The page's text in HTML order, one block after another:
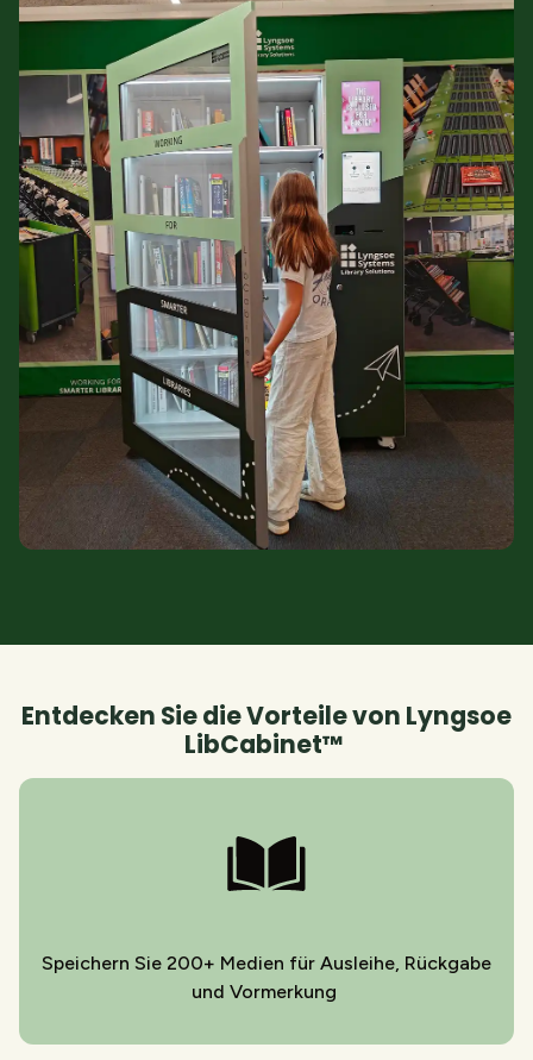
Entdecken Sie die Vorteile von Lyngsoe
LibCabinet™
Speichern Sie 200+ Medien für Ausleihe, Rückgabe
und Vormerkung